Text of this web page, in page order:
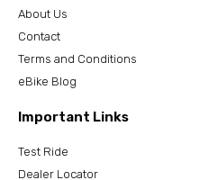
About Us
Contact
Terms and Conditions
eBike Blog
Important Links
Test Ride
Dealer Locator